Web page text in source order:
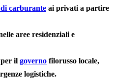
di carburante ai privati a partire
aree residenziali e
per il governo filorusso locale,
logistiche.